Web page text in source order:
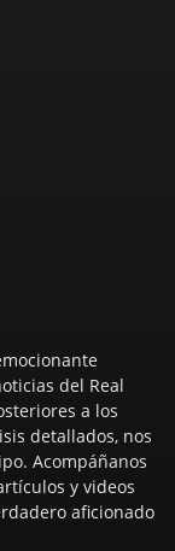
del Real
a los
detallados, nos
Acompáñanos
y videos
aficionado